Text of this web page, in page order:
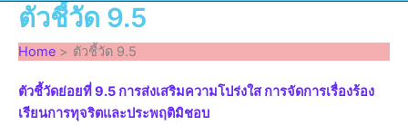
ตัวชี้วัด 9.5
Home ตัวชี้วัด 9.5
ตัวชี้วัดย่อยที่ 9.5 การส่งเสริมความโปร่งใส การจัดการเรื่องร้อง
เรียนการทุจริตและประพฤติมิชอบ